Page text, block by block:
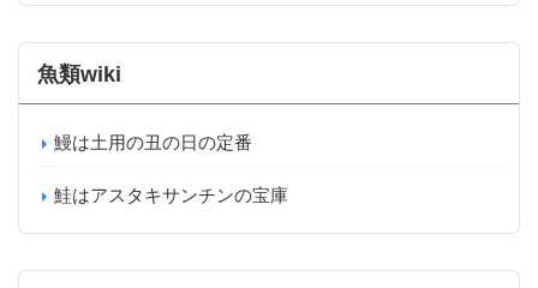
魚類wiki
鰻は土用の丑の日の定番
鮭はアスタキサンチンの宝庫